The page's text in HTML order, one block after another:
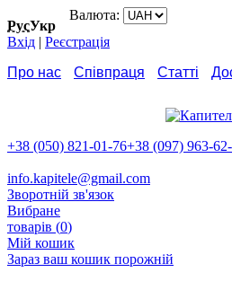
РусУкр
Валюта:
Вхід | Реєстрація
Про нас
Співпраця Статті
+38 (050) 821-01-76+38 (097) 963-
info.kapitele@gmail.com
Зворотній зв'язок
Вибране
товарів (0)
Мій кошик
Зараз ваш кошик порожній